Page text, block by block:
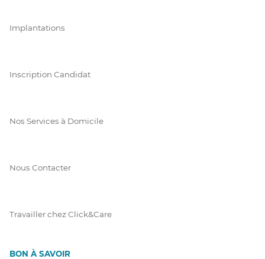
Implantations
Inscription Candidat
Nos Services à Domicile
Nous Contacter
Travailler chez Click&Care
BON À SAVOIR